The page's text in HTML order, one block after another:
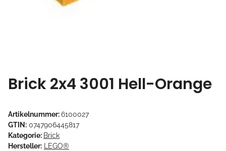
Brick 2x4 3001 Hell-Orange
Artikelnummer:6100027
GTIN: 0747906445817
Kategorie: Brick
Hersteller: LEGO®